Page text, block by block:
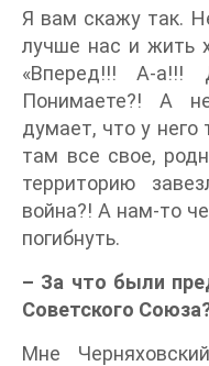
Я вам скажу так.
лучше нас и жить
«Вперед!!! А-а!!!
Понимаете?! А
думает, что у него
там все свое,
территорию
война?! А нам-то
погибнуть.
– За что были
Советского
Мне